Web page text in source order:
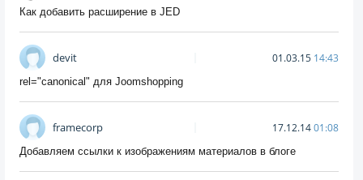
Как добавить расширение в JED
devit 01.03.15 14:43
rel="canonical" для Joomshopping
framecorp 17.12.1401:08
Добавляем ссылки к изображениям материалов в блоге